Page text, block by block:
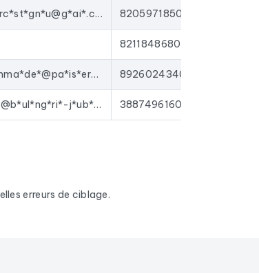
hourc*st*gn*u@g*ai*.co* 82059718500017
82118486800015
comma*de*@pa*is*er*eg*an*e.f* 89260243400011
info@b*ul*ng*ri*-j*ub*rt.*om 38874961600016
erreurs de ciblage.